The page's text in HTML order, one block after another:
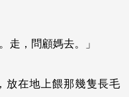
走，問顧媽去。」
放在地上餵那幾隻長毛